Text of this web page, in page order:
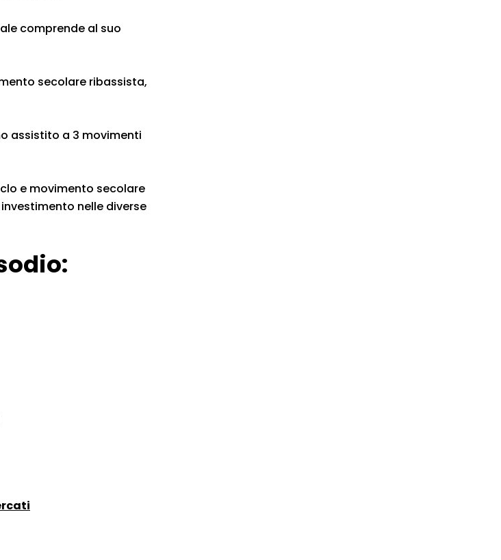
comprende al suo
secolare ribassista,
assistito a 3 movimenti
e movimento secolare
nelle diverse